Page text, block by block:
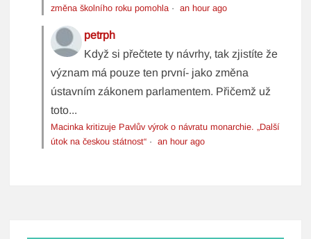
změna školního roku pomohla ·an hour ago
petrph
Když si přečtete ty návrhy, tak zjistíte že
význam má pouze ten první- jako změna
ústavním zákonem parlamentem. Přičemž už
toto...
Macinka kritizuje Pavlův výrok o návratu monarchie. „Další
útok na českou státnost“ ·an hour ago